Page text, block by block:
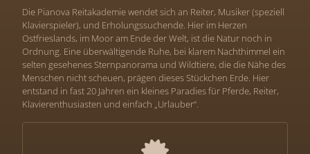
Die Pianova Reitakademie wendet sich an Reiter, Musiker (speziell
Klavierspieler), und Erholungssuchende. Hier im Herzen
Ostfrieslands, im Moor am Ende der Welt, ist die Natur noch in
Ordnung. Eine überwältigende Ruhe, bei klarem Nachthimmel ein
selten gesehenes Sternpanorama und Wildtiere, die die Nähe des
Menschen nicht scheuen, prägen dieses Stückchen Erde. Hier
entstand in fast 20 Jahren ein kleines Paradies für Pferde, Reiter,
Klavierenthusiasten und einfach „Urlauber“.